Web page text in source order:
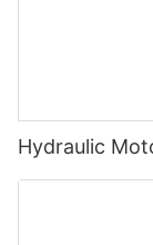
Hydraulic